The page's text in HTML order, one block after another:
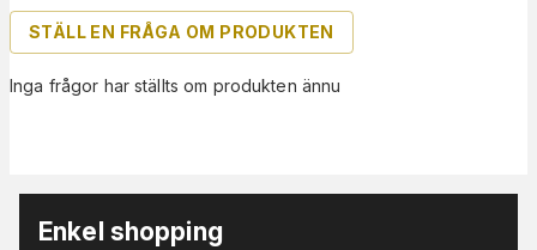
STÄLL EN FRÅGA OM PRODUKTEN
Inga frågor har ställts om produkten ännu
Enkel shopping